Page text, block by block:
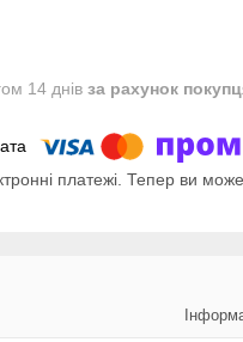
14 днів за рахунок
платежі. Тепер ви